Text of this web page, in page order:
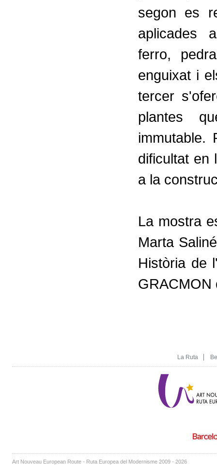
segon es
aplicades
ferro,
enguixat i
tercer
plantes
immutable.
dificultat en
a la
La mostra
Marta
Història de
GRACMON
La Ruta
Art Nouveau European Route - Ruta Europea del Modernisme 2009 - 2026